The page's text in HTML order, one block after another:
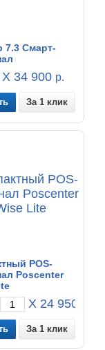
7.3 Смарт-
X 34 900 р.
За 1 клик
POS-
Poscenter
X 24 950
За 1 клик